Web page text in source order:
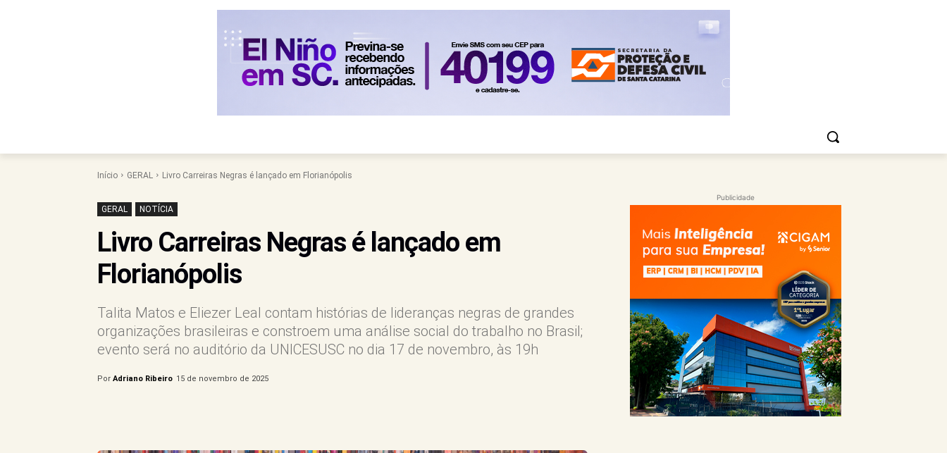
Início GERAL Livro Carreiras Negras é lançado em Florianópolis
GERAL NOTÍCIA
Livro Carreiras Negras é lançado em
Florianópolis
Talita Matos e Eliezer Leal contam histórias de lideranças negras de grandes
organizações brasileiras e constroem uma análise social do trabalho no Brasil;
evento será no auditório da UNICESUSC no dia 17 de novembro, às 19h
Por Adriano Ribeiro 15 de novembro de 2025
Publicidade